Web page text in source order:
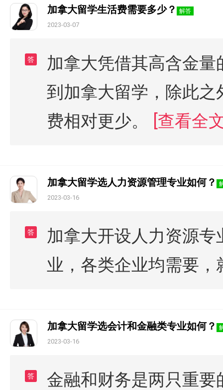
加拿大留学生活费需要多少？ 解答
2023-03-07
答
加拿大凭借其高含金
到加拿大留学，除此
费相对更少。
[查看全
加拿大留学选人力资源管理专业如何？
2023-03-16
答
加拿大开设人力资源
业，各类企业均需要，
加拿大留学选会计和金融类专业如何？
2023-03-16
答
金融和财务是两只重